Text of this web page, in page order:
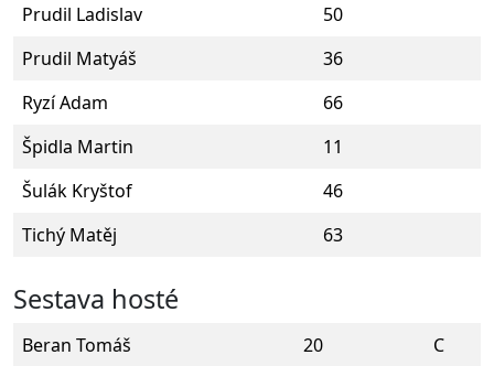
Prudil Ladislav
50
Prudil Matyáš
36
Ryzí Adam
66
Špidla Martin
11
Šulák Kryštof
46
Tichý Matěj
63
Sestava hosté
Beran Tomáš 20
C